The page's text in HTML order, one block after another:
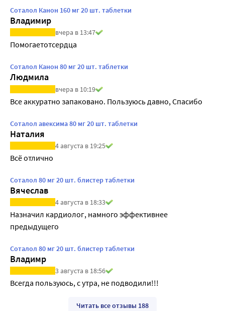
Соталол Канон 160 мг 20 шт. таблетки
Владимир
вчера в 13:47
Помогаетотсердца
Соталол Канон 80 мг 20 шт. таблетки
Людмила
вчера в 10:19
Все аккуратно запаковано. Пользуюсь давно, Спасибо
Соталол авексима 80 мг 20 шт. таблетки
Наталия
4 августа в 19:25
Всё отлично
Соталол 80 мг 20 шт. блистер таблетки
Вячеслав
4 августа в 18:33
Назначил кардиолог, намного эффективнее
предыдущего
Соталол 80 мг 20 шт. блистер таблетки
Владимр
3 августа в 18:56
Всегда пользуюсь, с утра, не подводили!!!
Читать все отзывы 188